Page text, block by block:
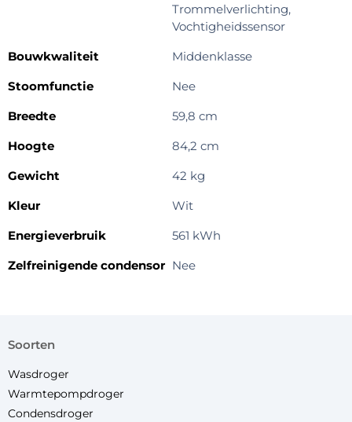
Trommelverlichting,
Vochtigheidssensor
Bouwkwaliteit
Middenklasse
Stoomfunctie
Nee
Breedte
59,8 cm
Hoogte
84,2 cm
Gewicht
42 kg
Kleur
Wit
Energieverbruik
561 kWh
Zelfreinigende condensor Nee
soorten
Wasdroger
Warmtepompdroger
Condensdroger